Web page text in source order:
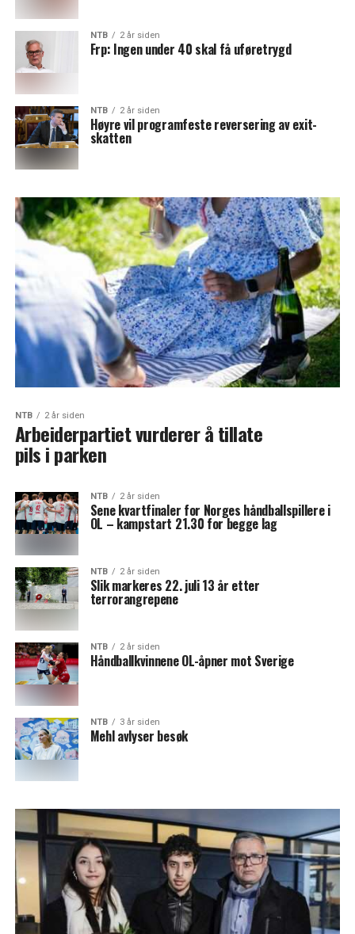
NTB 2 år siden
Frp: Ingen under 40 skal få uføretrygd
NTB 2 år siden
Høyre vil programfeste reversering av exit-
skatten
NTB 2 år siden
Arbeiderpartiet vurderer å tillate
pils i parken
NTB 2 år siden
Sene kvartfinaler for Norges håndballspillere i
OL – kampstart 21.30 for begge lag
NTB 2 år siden
Slik markeres 22. juli 13 år etter
terrorangrepene
NTB 2 år siden
Håndballkvinnene OL-åpner mot Sverige
NTB 3 år siden
Mehl avlyser besøk